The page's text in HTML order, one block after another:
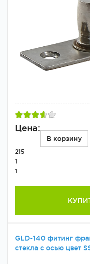
Цена:
В корзину
215
1
1
GLD-140 фитинг
стекла с осью цвет